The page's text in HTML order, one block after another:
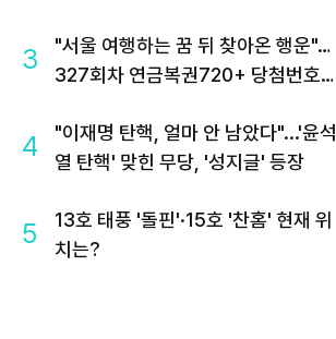
3
"서울 여행하는 꿈 뒤 찾아온 행운"…
327회차 연금복권720+ 당첨번호조
4
"이재명 탄핵, 얼마 안 남았다"...'윤석
열 탄핵' 맞힌 무당, '성지글' 등장
5
13호 태풍 '돌핀'·15호 '찬홈' 현재 위
치는?